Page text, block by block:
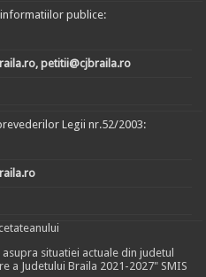
publice:
petitii@cjbraila.ro
Legii nr.52/2003:
situatiei actuale din judetul
a Judetului Braila 2021-2027" SMIS